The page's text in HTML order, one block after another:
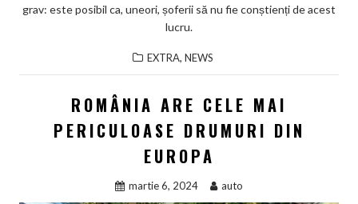
grav: este posibil ca, uneori, șoferii să nu fie conștienți de acest
lucru.
EXTRA, NEWS
ROMÂNIA ARE CELE MAI
PERICULOASE DRUMURI DIN
EUROPA
martie 6, 2024 auto